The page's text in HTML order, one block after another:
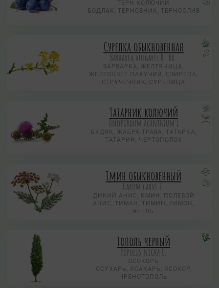
ТЕРН КОЛЮЧИЙ
БОДЛАК, ТЕРНОВНИК, ТЕРНОСЛИВ
Сурепка обыкновенная
Barbarea vulgaris R. Br.
ВАРВАРКА, ЖЕЛТЯНИЦА,
ЖЕЛТОЦВЕТ ПАХУЧИЙ, СВИРЕПА,
СТРУЧЕЧНИК, СУРЕПИЦА
Татарник колючий
Onopordum acanthium L
БУДЯК, ЖАБРА-ТРАВА, ТАТАРКА,
ТАТАРИН, ЧЕРТОПОЛОХ
Тмин обыкновенный
Carum carvi L.
ДИКИЙ АНИС, КМИН, ПОЛЕВОЙ
АНИС, ТИМАН, ТИМИН, ТИМОН,
ЯГЕЛЬ
Тополь черный
Populus nigra L.
ОСОКОРЬ
ОСУХАРЬ, ЯСАКАРЬ, ЯСОКОР,
ЧРЕНОТОПОЛЬ